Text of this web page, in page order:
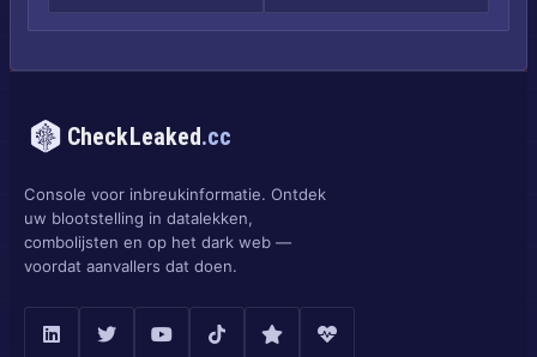
CheckLeaked.cc
Console voor inbreukinformatie. Ontdek
uw blootstelling in datalekken,
combolijsten en op het dark web —
voordat aanvallers dat doen.